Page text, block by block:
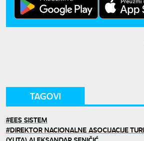
TAGOVI
EES SISTEM
DIREKTOR NACIONALNE ASOCIJACIJE